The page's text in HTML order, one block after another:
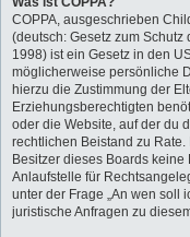
COPPA, ausgeschrieben
(deutsch: Gesetz zum
1998) ist ein Gesetz in den
möglicherweise persönliche
hierzu die Zustimmung der
Erziehungsberechtigten
oder die Website, auf der du
rechtlichen Beistand zu
Besitzer dieses Boards
Anlaufstelle für
unter der Frage „An wen soll
juristische Anfragen zu